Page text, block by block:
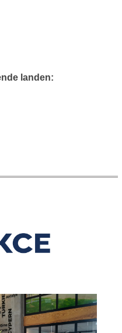
landen: